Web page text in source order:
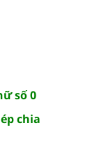
số 0
chia